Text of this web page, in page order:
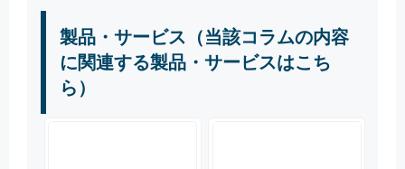
製品・サービス（当該コラムの内容
に関連する製品・サービスはこち
ら）